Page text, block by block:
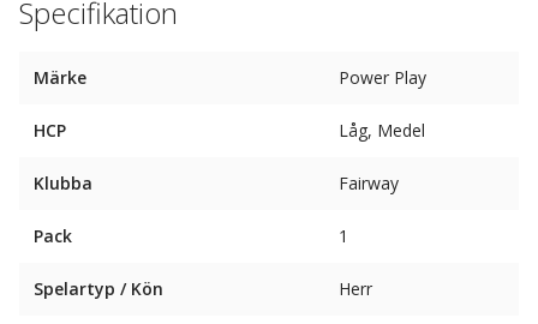
Specifikation
Märke Power Play
HCP Låg, Medel
Klubba Fairway
Pack 1
Spelartyp / Kön Herr